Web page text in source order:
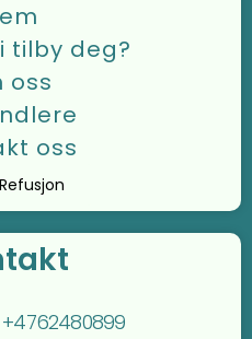
tilby deg?
oss
oss
+4762480899